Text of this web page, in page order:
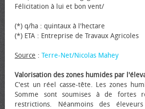
Félicitation à lui et bon vent/
(*) q/ha : quintaux à l'hectare
(*) ETA : Entreprise de Travaux Agricoles
Source : Terre-Net/Nicolas Mahey
Valorisation des zones humides par
C'est un réel casse-tête. Les zones
Somme sont soumises à de fortes
restrictions. Néanmoins des